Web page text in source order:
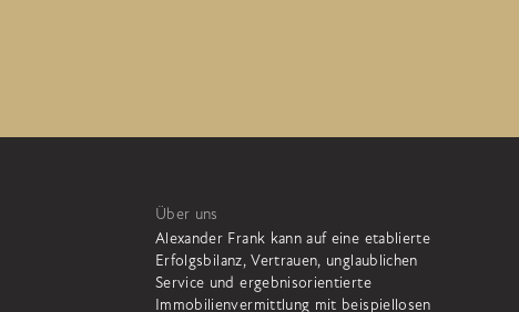
Über uns
Alexander Frank kann auf eine etablierte
Erfolgsbilanz, Vertrauen, unglaublichen
Service und ergebnisorientierte
Immobilienvermittlung mit beispiellosen